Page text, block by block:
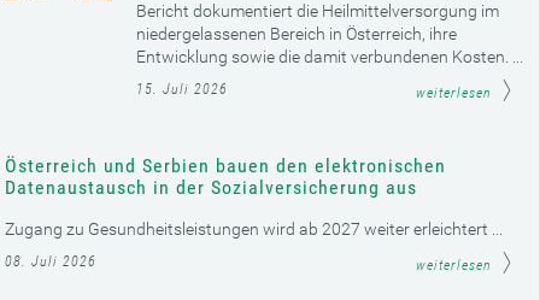
Bericht dokumentiert die Heilmittelversorgung im
niedergelassenen Bereich in Österreich, ihre
Entwicklung sowie die damit verbundenen Kosten. ...
15. Juli 2026 weiterlesen
Österreich und Serbien bauen den elektronischen
Datenaustausch in der Sozialversicherung aus
Zugang zu Gesundheitsleistungen wird ab 2027 weiter erleichtert ...
08. Juli 2026 weiterlesen